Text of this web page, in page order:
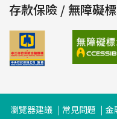
存款保險 / 無障礙
瀏覽器建議 常見問題 金